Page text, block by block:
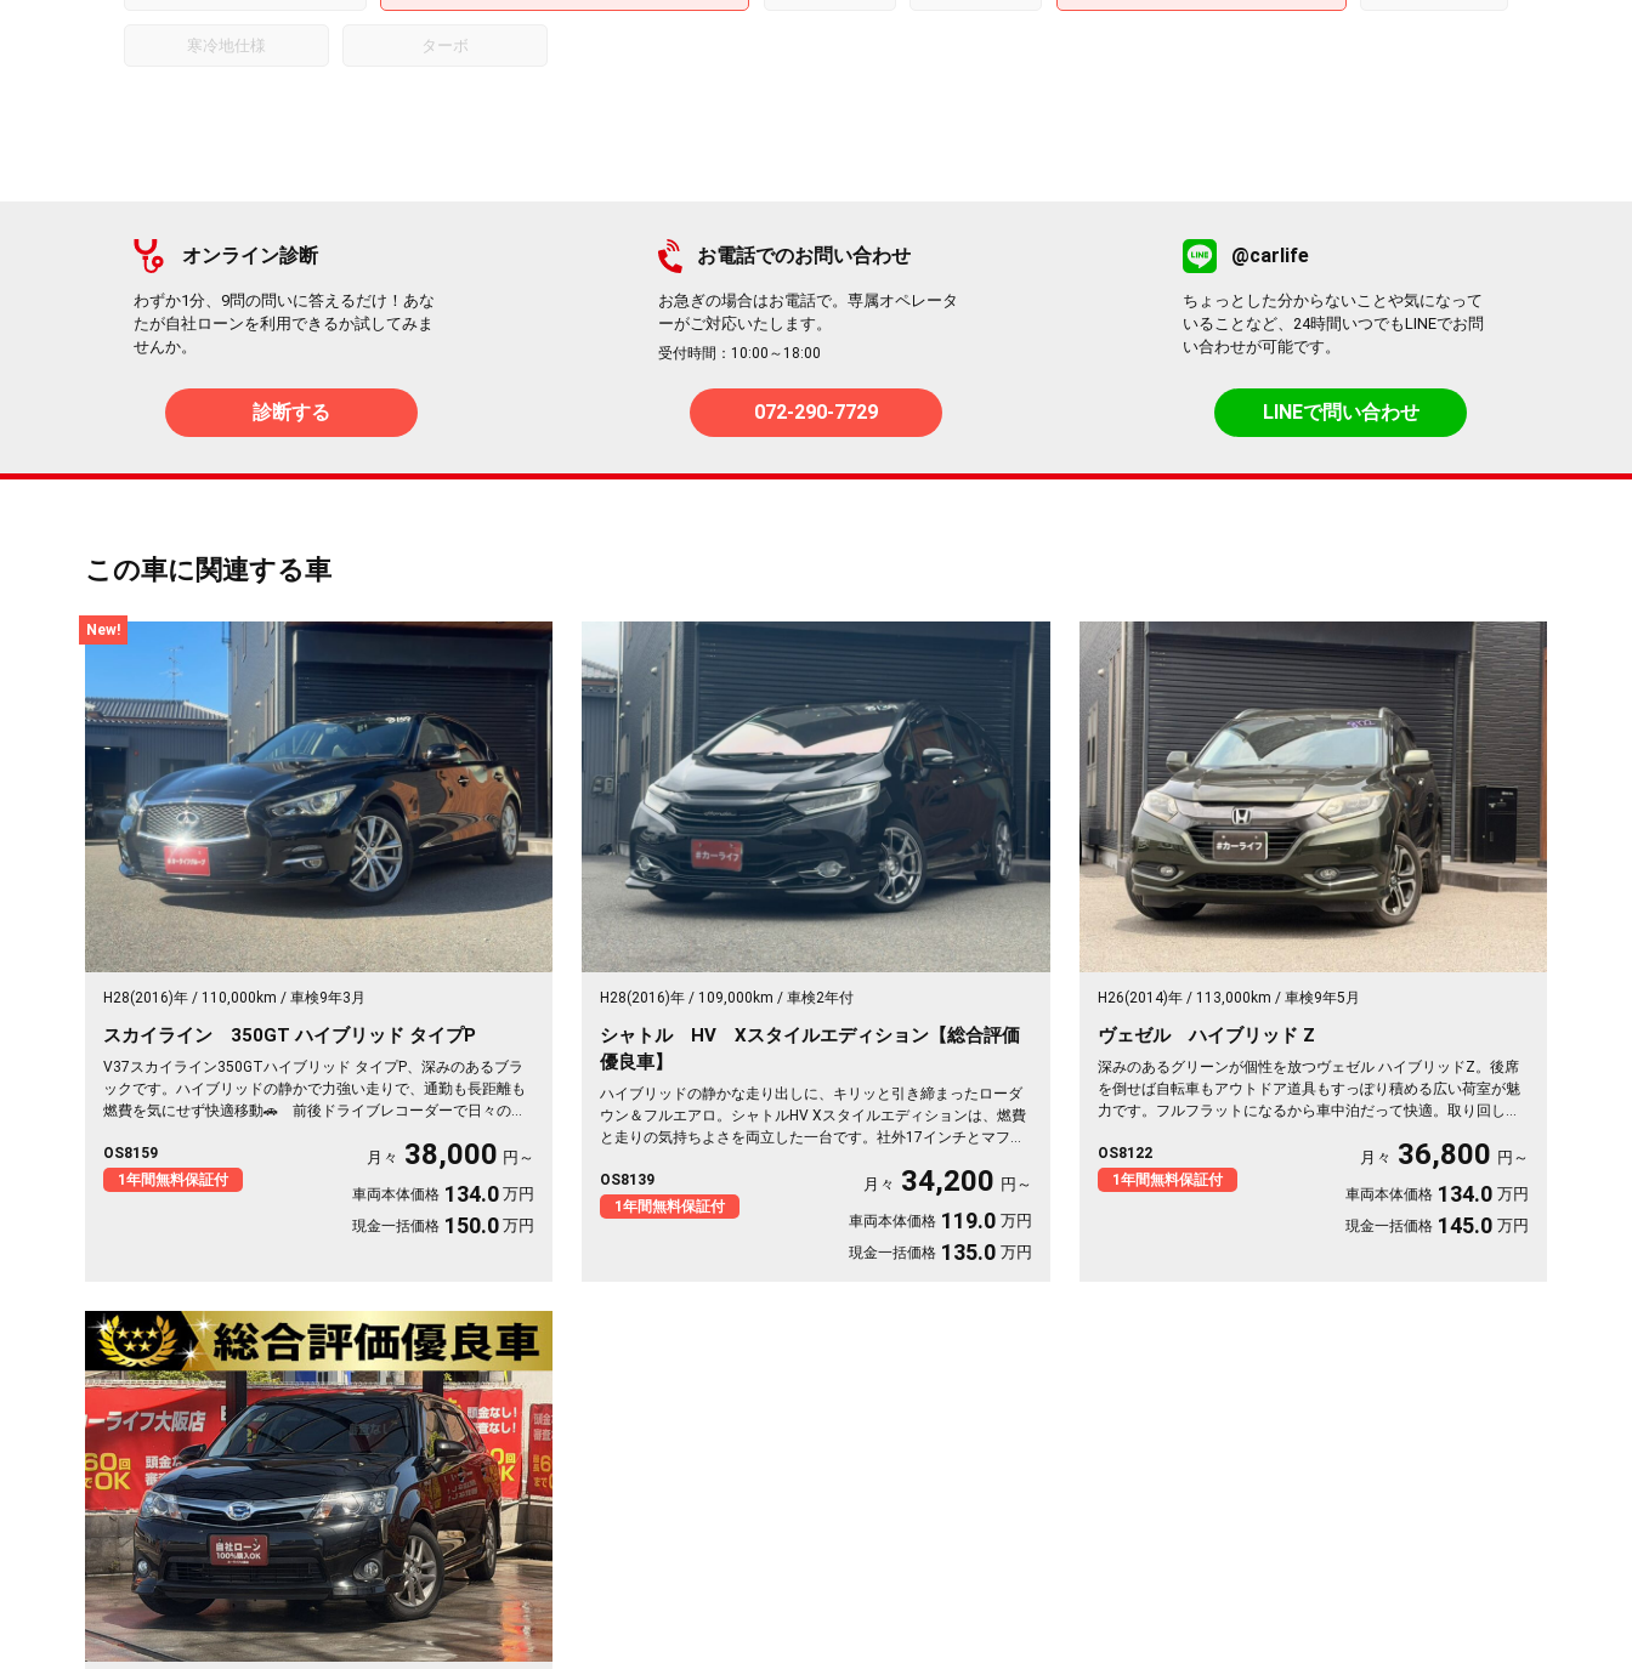
寒冷地仕様 ターボ
オンライン診断
わずか1分、9問の問いに答えるだけ！あな
たが自社ローンを利用できるか試してみま
せんか。
診断する
お電話でのお問い合わせ
お急ぎの場合はお電話で。専属オペレータ
ーがご対応いたします。
受付時間：10:00～18:00
072-290-7729
@carlife
ちょっとした分からないことや気になって
いることなど、24時間いつでもLINEでお問
い合わせが可能です。
LINEで問い合わせ
この車に関連する車
New!
H28(2016)年 110,000km 車検9年3月
スカイライン 350GT ハイブリッド タイプP
V37スカイライン350GTハイブリッド タイプP、深みのあるブラ
ックです。ハイブリッドの静かで力強い走りで、通勤も長距離も
燃費を気にせず快適移動🚗 前後ドライブレコーダーで日々の運
での疲れもグッと軽減。アラウンドビューで狭い駐車場もスッと
停められます。 仕事帰りにふらっと遠出したくなる、そんな相
棒です✨ 高級セダンがお値打ち、《1年保証付》で気持ちよく乗
OS8159
1年間無料保証付
月々 38,000 円～
車両本体価格 134.0 万円
現金一括価格 150.0 万円
H28(2016)年 109,000km 車検2年付
シャトル HV Xスタイルエディション【総合評価
優良車】
ハイブリッドの静かな走り出しに、キリッと引き締まったローダ
ウン＆フルエアロ。シャトルHV Xスタイルエディションは、燃費
と走りの気持ちよさを両立した一台です。社外17インチとマフラ
楽しめます。8インチSDナビとバックカメラで初めての道も安
心。仕事帰りにふらっと寄り道、休日は荷物を積んでロングドラ
イブへ✨走りにこだわる方に《1年保証付》💫
OS8139
1年間無料保証付
月々 34,200 円～
車両本体価格 119.0 万円
現金一括価格 135.0 万円
H26(2014)年 113,000km 車検9年5月
ヴェゼル ハイブリッド Z
深みのあるグリーンが個性を放つヴェゼル ハイブリッドZ。後席
を倒せば自転車もアウトドア道具もすっぽり積める広い荷室が魅
力です。フルフラットになるから車中泊だって快適。取り回しの
す。休日は思い立ったら遠出、平日は日々の相棒に。ドライブレ
コーダー付きで万が一の時も映像で安心。走りに彩りを添える一
台です《1年保証付》🚗✨💚💺😎
OS8122
1年間無料保証付
月々 36,800 円～
車両本体価格 134.0 万円
現金一括価格 145.0 万円